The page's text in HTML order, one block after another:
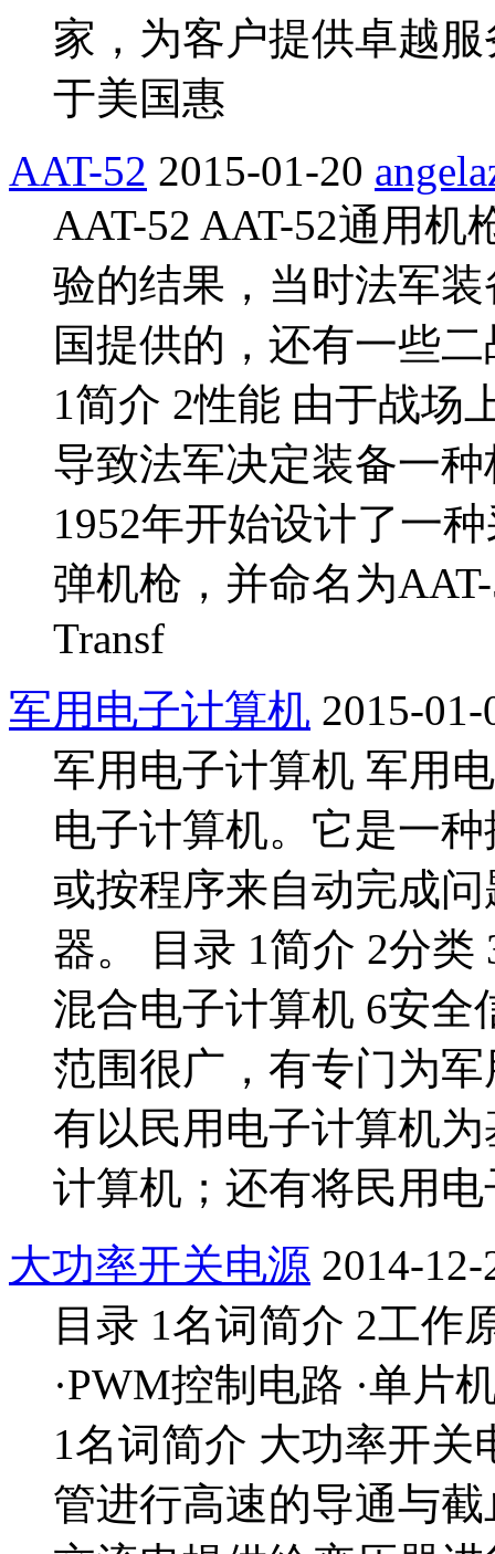
家，为客户提供卓越
于美国惠
AAT-52 2015-01-20
AAT-52 AAT-52通用
验的结果，当时法军
国提供的，还有一些
1简介 2性能 由于战场
导致法军决定装备一
1952年开始设计了一
弹机枪，并命名为
Transf
军用电子计算机 2015-
军用电子计算机 军用
电子计算机。它是一
或按程序来自动完成
器。 目录 1简介 2分类
混合电子计算机 6安全
范围很广，有专门为
有以民用电子计算机
计算机；还有将民用
大功率开关电源 2014-
目录 1名词简介 2工作
·PWM控制电路 ·单片
1名词简介 大功率开
管进行高速的导通与